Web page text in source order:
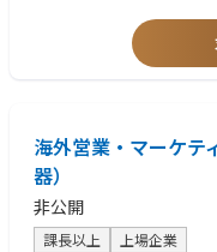
・社内フローに基づき、値
上・利益の最大化に努める
・メンター／コーチとして
【同社について】
PHILIPS社は世界トップク
機器メーカー”という在り方
を迎えており、これまで以
って活動しております。
海外営業・マーケテ
器）
非公開
課長以上 上場企業